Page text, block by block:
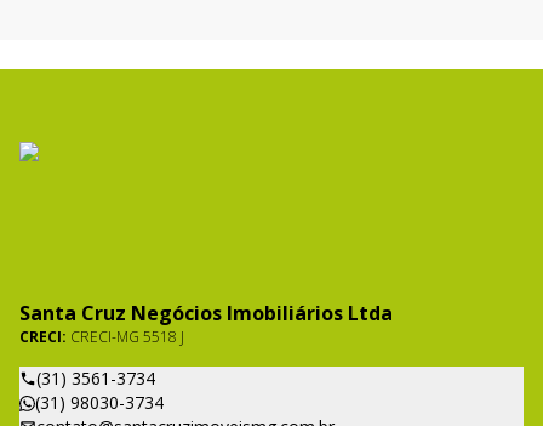
Santa Cruz Negócios Imobiliários Ltda
CRECI: CRECI-MG 5518 J
(31) 3561-3734
(31) 98030-3734